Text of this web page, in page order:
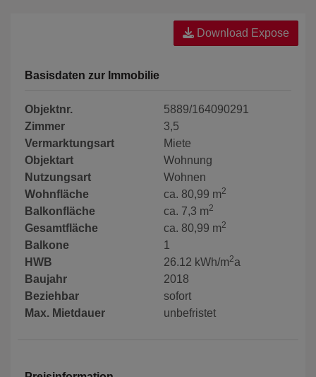
Download Expose
Basisdaten zur Immobilie
Objektnr.
5889/164090291
Zimmer
3,5
Vermarktungsart
Miete
Objektart
Wohnung
Nutzungsart
Wohnen
Wohnfläche
ca. 80,99 m2
Balkonfläche ca. 7,3 m2
Gesamtfläche ca. 80,99 m2
Balkone
1
HWB
26.12 kWh/m2a
Baujahr
2018
Beziehbar
sofort
Max. Mietdauer
unbefristet